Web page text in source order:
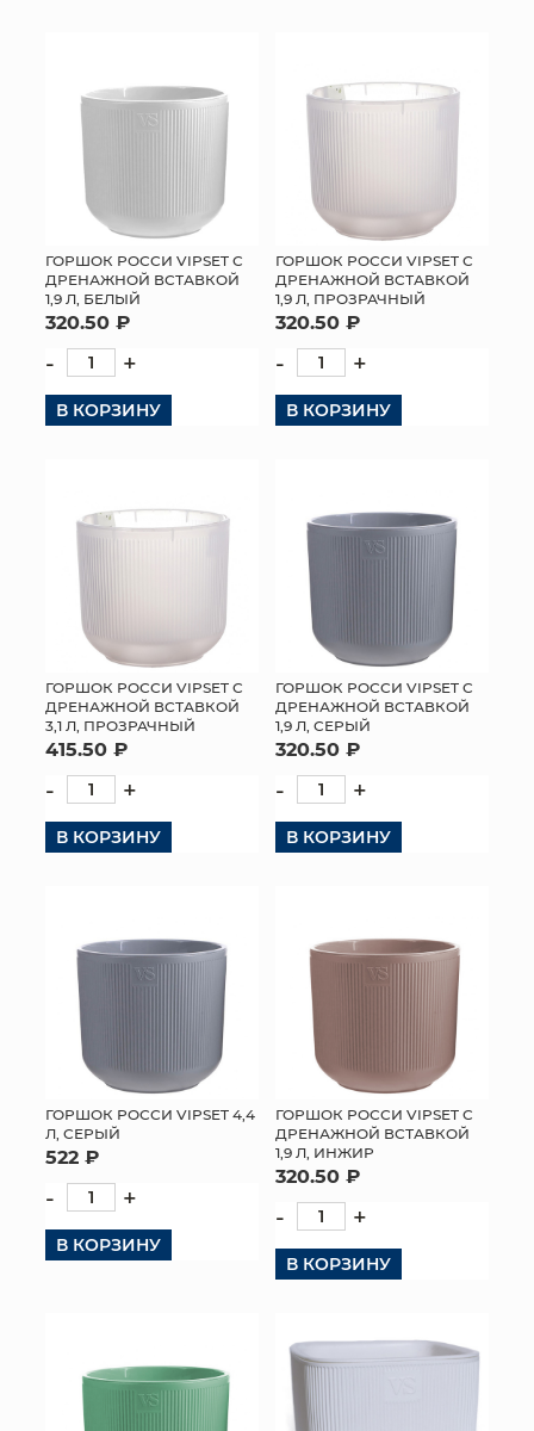
ГОРШОК РОССИ VIPSET С
ДРЕНАЖНОЙ ВСТАВКОЙ
1,9 Л, БЕЛЫЙ
320.50 ₽
- +
В КОРЗИНУ
ГОРШОК РОССИ VIPSET С
ДРЕНАЖНОЙ ВСТАВКОЙ
1,9 Л, ПРОЗРАЧНЫЙ
320.50 ₽
- +
В КОРЗИНУ
ГОРШОК РОССИ VIPSET С
ДРЕНАЖНОЙ ВСТАВКОЙ
3,1 Л, ПРОЗРАЧНЫЙ
415.50 ₽
- +
В КОРЗИНУ
ГОРШОК РОССИ VIPSET С
ДРЕНАЖНОЙ ВСТАВКОЙ
1,9 Л, СЕРЫЙ
320.50 ₽
- +
В КОРЗИНУ
ГОРШОК РОССИ VIPSET 4,4
Л, СЕРЫЙ
522 ₽
- +
В КОРЗИНУ
ГОРШОК РОССИ VIPSET С
ДРЕНАЖНОЙ ВСТАВКОЙ
1,9 Л, ИНЖИР
320.50 ₽
- +
В КОРЗИНУ